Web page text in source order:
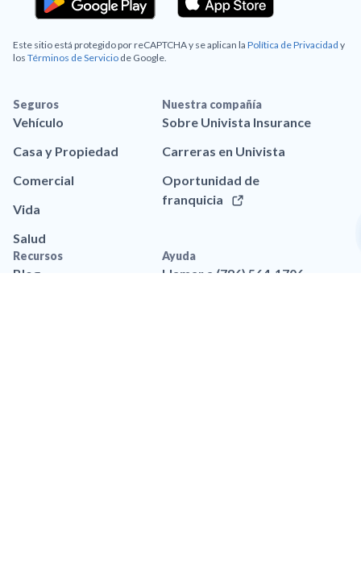
Este sitio está protegido por reCAPTCHA y se aplican la Política de Privacidad y
los Términos de Servicio de Google.
Seguros
Vehículo
Casa y Propiedad
Comercial
Vida
Salud
Nuestra compañía
Sobre Univista Insurance
Carreras en Univista
Oportunidad de
franquicia
Recursos
Blog
Ayuda
Llamar a (786) 564-1706